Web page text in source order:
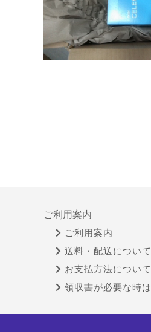
ご利用案内
ご利用案内
送料・配送について
お支払方法について
領収書が必要な時は